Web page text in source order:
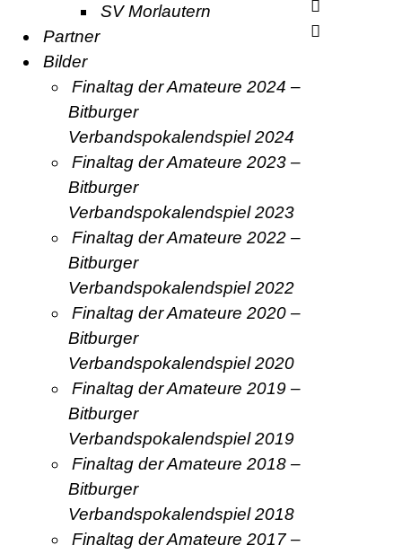
SV Morlautern
Partner
Bilder
Finaltag der Amateure 2024 –
Bitburger
Verbandspokalendspiel 2024
Finaltag der Amateure 2023 –
Bitburger
Verbandspokalendspiel 2023
Finaltag der Amateure 2022 –
Bitburger
Verbandspokalendspiel 2022
Finaltag der Amateure 2020 –
Bitburger
Verbandspokalendspiel 2020
Finaltag der Amateure 2019 –
Bitburger
Verbandspokalendspiel 2019
Finaltag der Amateure 2018 –
Bitburger
Verbandspokalendspiel 2018
Finaltag der Amateure 2017 –